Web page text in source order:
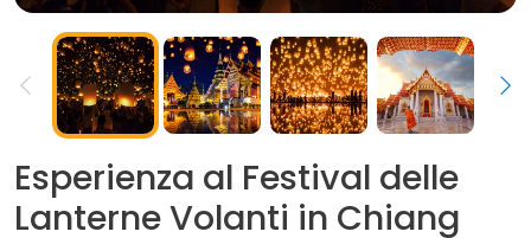
Esperienza al Festival delle
Lanterne Volanti in Chiang